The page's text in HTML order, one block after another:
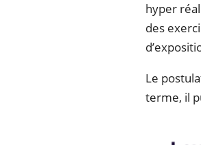
hyper
des
Le
terme, il